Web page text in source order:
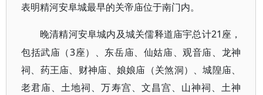
表明精河安阜城最早的关帝庙位于南门内。
晚清精河安阜城内及城关儒释道庙宇总计21座，
包括武庙（3座）、东岳庙、仙姑庙、观音庙、龙神
祠、药王庙、财神庙、娘娘庙（关煞洞）、城隍庙、
老君庙、土地祠、万寿宫、文昌宫、山神祠、土神